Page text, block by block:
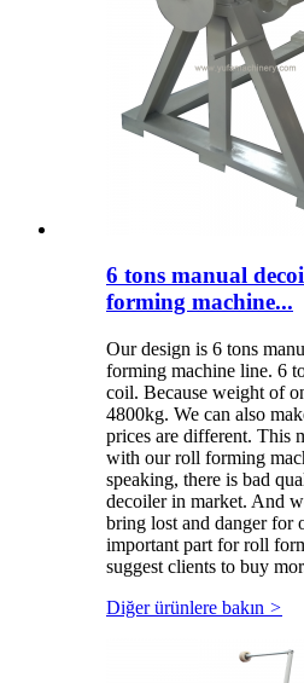
6 tons manual
forming machine...
Our design is 6 tons
forming machine line. 6
coil. Because weight of
4800kg. We can also
prices are different. This
with our roll forming
speaking, there is bad
decoiler in market. And
bring lost and danger for
important part for roll
suggest clients to buy
Diğer ürünlere bakın >